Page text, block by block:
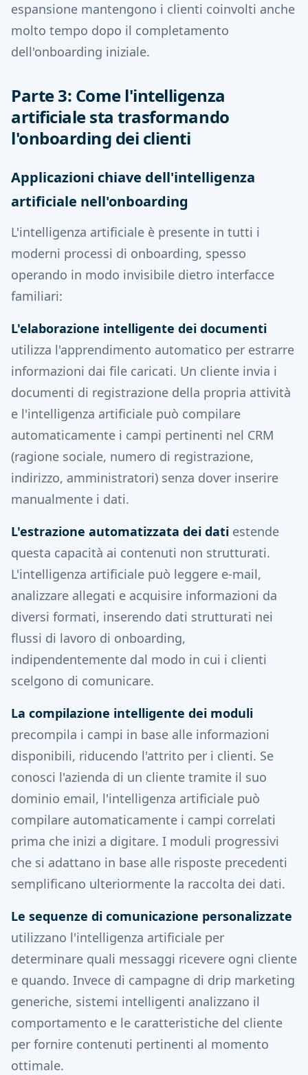
espansione mantengono i clienti coinvolti anche
molto tempo dopo il completamento
dell'onboarding iniziale.
Parte 3: Come l'intelligenza
artificiale sta trasformando
l'onboarding dei clienti
Applicazioni chiave dell'intelligenza
artificiale nell'onboarding
L'intelligenza artificiale è presente in tutti i
moderni processi di onboarding, spesso
operando in modo invisibile dietro interfacce
familiari:
L'elaborazione intelligente dei documenti
utilizza l'apprendimento automatico per estrarre
informazioni dai file caricati. Un cliente invia i
documenti di registrazione della propria attività
e l'intelligenza artificiale può compilare
automaticamente i campi pertinenti nel CRM
(ragione sociale, numero di registrazione,
indirizzo, amministratori) senza dover inserire
manualmente i dati.
L'estrazione automatizzata dei dati estende
questa capacità ai contenuti non strutturati.
L'intelligenza artificiale può leggere e-mail,
analizzare allegati e acquisire informazioni da
diversi formati, inserendo dati strutturati nei
flussi di lavoro di onboarding,
indipendentemente dal modo in cui i clienti
scelgono di comunicare.
La compilazione intelligente dei moduli
precompila i campi in base alle informazioni
disponibili, riducendo l'attrito per i clienti. Se
conosci l'azienda di un cliente tramite il suo
dominio email, l'intelligenza artificiale può
compilare automaticamente i campi correlati
prima che inizi a digitare. I moduli progressivi
che si adattano in base alle risposte precedenti
semplificano ulteriormente la raccolta dei dati.
Le sequenze di comunicazione personalizzate
utilizzano l'intelligenza artificiale per
determinare quali messaggi ricevere ogni cliente
e quando. Invece di campagne di drip marketing
generiche, sistemi intelligenti analizzano il
comportamento e le caratteristiche del cliente
per fornire contenuti pertinenti al momento
ottimale.